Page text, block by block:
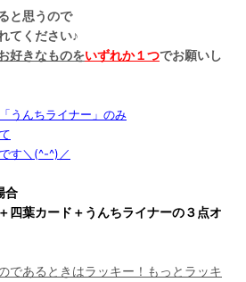
と思うので
てください♪
好きなものをいずれか１つでお願いし
うんちライナー」のみ
す＼(^-^)／
合
四葉カード＋うんちライナーの３点オ
であるときはラッキー！もっとラッキ